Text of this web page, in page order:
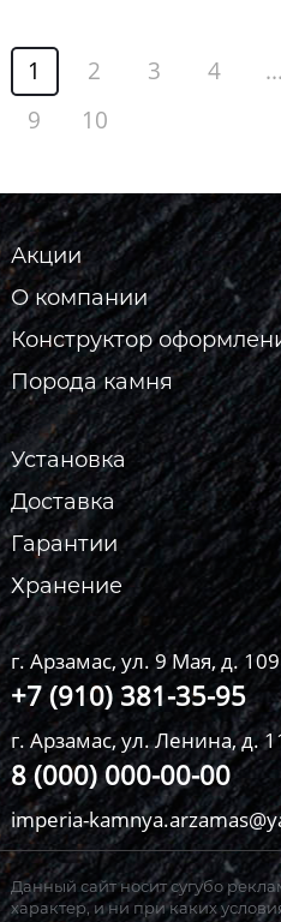
1 2 3 4 ...
9
10
Акции
О компании
Конструктор
Порода камня
Установка
Доставка
Гарантии
Хранение
г. Арзамас, ул. 9 Мая, д. 109
+7 (910) 381-35-95
г. Арзамас, ул. Ленина, д.
8 (000) 000-00-00
imperia-
Данный сайт носит сугубо
характер, и ни при каких